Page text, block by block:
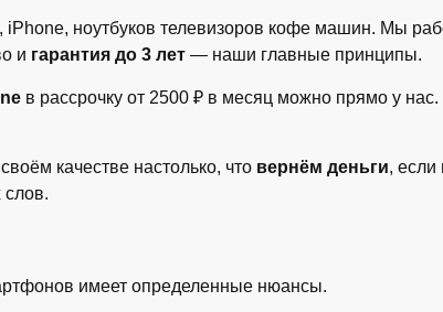
ноутбуков телевизоров кофе машин. Мы
и гарантия до 3 лет — наши главные принципы.
в рассрочку от 2500 ₽ в месяц можно прямо у
качестве настолько, что вернём деньги, если
имеет определенные нюансы.